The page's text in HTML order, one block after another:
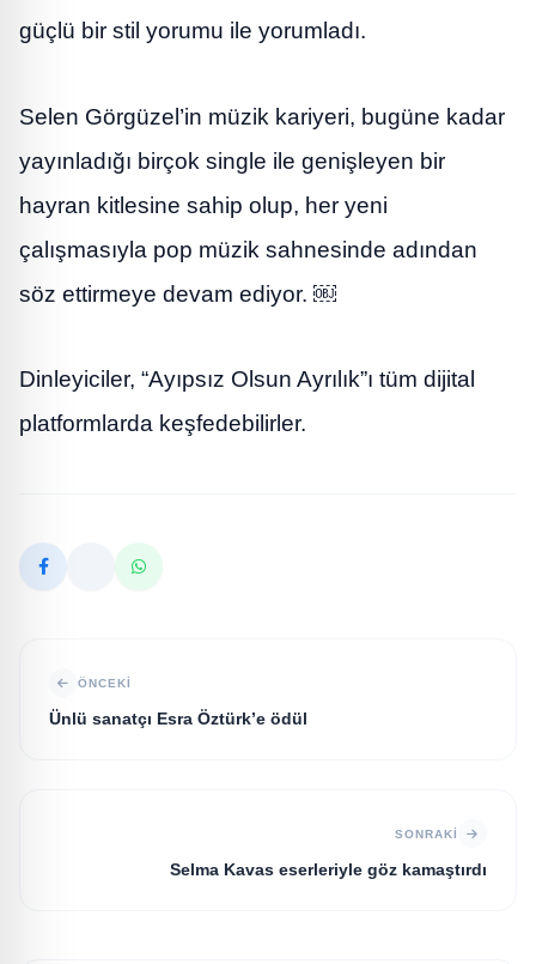
güçlü bir stil yorumu ile yorumladı.
Selen Görgüzel’in müzik kariyeri, bugüne kadar
yayınladığı birçok single ile genişleyen bir
hayran kitlesine sahip olup, her yeni
çalışmasıyla pop müzik sahnesinde adından
söz ettirmeye devam ediyor. ￼
Dinleyiciler, “Ayıpsız Olsun Ayrılık”ı tüm dijital
platformlarda keşfedebilirler.
ÖNCEKI
Ünlü sanatçı Esra Öztürk’e ödül
SONRAKI
Selma Kavas eserleriyle göz kamaştırdı